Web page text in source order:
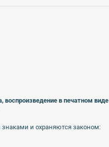
воспроизведение в печатном виде
и охраняются законом: